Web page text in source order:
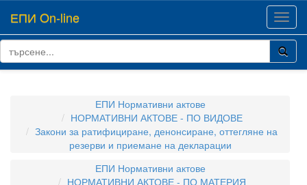
ЕПИ On-line
ЕПИ Нормативни актове
НОРМАТИВНИ АКТОВЕ - ПО ВИДОВЕ
Закони за ратифициране, денонсиране, оттегляне на
резерви и приемане на декларации
ЕПИ Нормативни актове
НОРМАТИВНИ АКТОВЕ - ПО МАТЕРИЯ